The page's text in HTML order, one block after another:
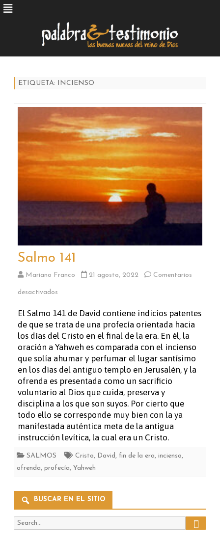
ETIQUETA: INCIENSO
Salmo 141
Mariano Franco 21 agosto, 2022 Comentarios
desactivados
Salmo
141
El Salmo 141 de David contiene indicios patentes
de que se trata de una profecía orientada hacia
los días del Cristo en el final de la era. En él, la
oración a Yahweh es comparada con el incienso
que solía ahumar y perfumar el lugar santísimo
en los días del antiguo templo en Jerusalén, y la
ofrenda es presentada como un sacrificio
voluntario al Dios que cuida, preserva y
disciplina a los que son suyos. Por cierto que
todo ello se corresponde muy bien con la ya
manifestada auténtica meta de la antigua
instrucción levítica, la cual era un Cristo.
SALMOS Cristo, David, fin de la era, incienso,
ofrenda, profecía, Yahweh
BUSCAR EN EL SITIO
Search
Search